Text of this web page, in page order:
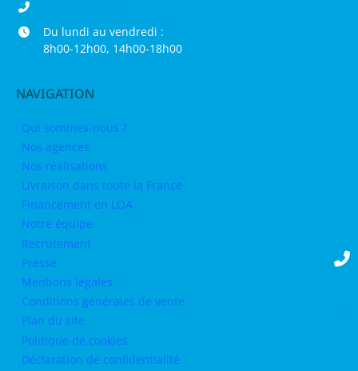
Du lundi au vendredi :
8h00-12h00, 14h00-18h00
NAVIGATION
Qui sommes-nous ?
Nos agences
Nos réalisations
Livraison dans toute la France
Financement en LOA
Notre équipe
Recrutement
Presse
Mentions légales
Conditions générales de vente
Plan du site
Politique de cookies
Déclaration de confidentialité